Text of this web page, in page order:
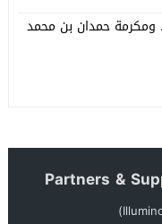
ومكرمة حمدان بن محمد